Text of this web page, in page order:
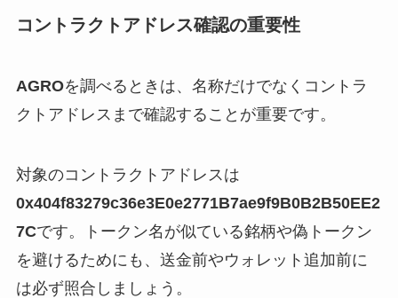
コントラクトアドレス確認の重要性
AGROを調べるときは、名称だけでなくコントラ
クトアドレスまで確認することが重要です。
対象のコントラクトアドレスは
0x404f83279c36e3E0e2771B7ae9f9B0B2B50EE2
7Cです。トークン名が似ている銘柄や偽トークン
を避けるためにも、送金前やウォレット追加前に
は必ず照合しましょう。